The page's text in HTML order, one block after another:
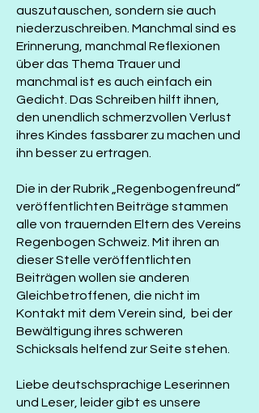
auszutauschen, sondern sie auch
niederzuschreiben. Manchmal sind es
Erinnerung, manchmal Reflexionen
über das Thema Trauer und
manchmal ist es auch einfach ein
Gedicht. Das Schreiben hilft ihnen,
den unendlich schmerzvollen Verlust
ihres Kindes fassbarer zu machen und
ihn besser zu ertragen.
Die in der Rubrik „Regenbogenfreund“
veröffentlichten Beiträge stammen
alle von trauernden Eltern des Vereins
Regenbogen Schweiz. Mit ihren an
dieser Stelle veröffentlichten
Beiträgen wollen sie anderen
Gleichbetroffenen, die nicht im
Kontakt mit dem Verein sind, bei der
Bewältigung ihres schweren
Schicksals helfend zur Seite stehen.
Liebe deutschsprachige Leserinnen
und Leser, leider gibt es unsere